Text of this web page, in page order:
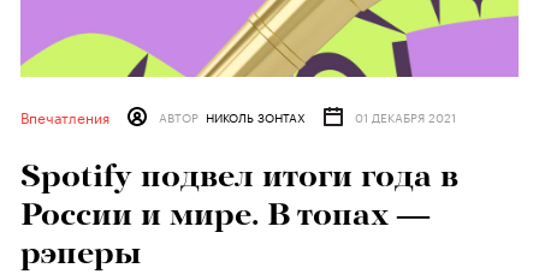
Впечатления АВТОР НИКОЛЬ ЗОНТАХ 01 ДЕКАБРЯ 2021
Spotify подвел итоги года в
России и мире. В топах —
рэперы